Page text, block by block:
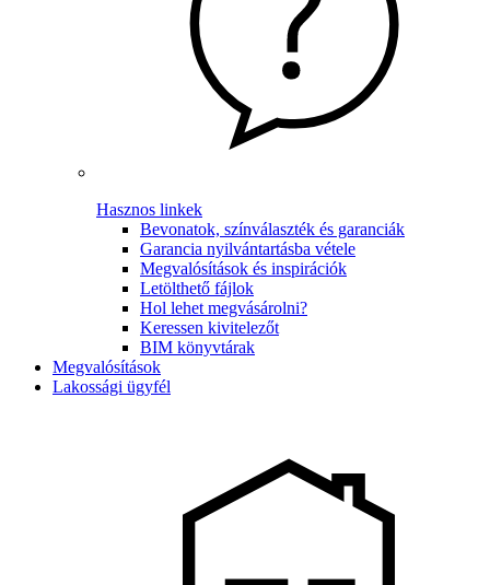
Hasznos linkek
Bevonatok, színválaszték és garanciák
Garancia nyilvántartásba vétele
Megvalósítások és inspirációk
Letölthető fájlok
Hol lehet megvásárolni?
Keressen kivitelezőt
BIM könyvtárak
Megvalósítások
Lakossági ügyfél